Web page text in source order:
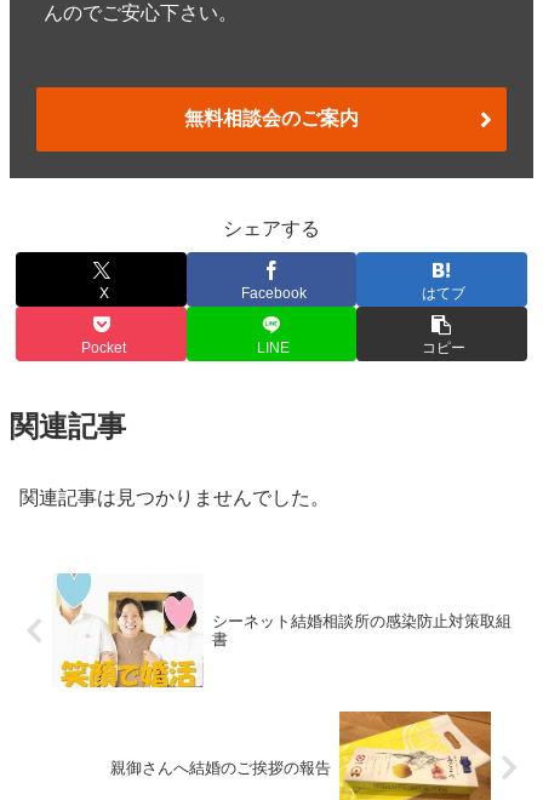
んのでご安心下さい。
無料相談会のご案内
シェアする
X Facebook はてブ
Pocket LINE コピー
関連記事
関連記事は見つかりませんでした。
シーネット結婚相談所の感染防止対策取組
書
親御さんへ結婚のご挨拶の報告